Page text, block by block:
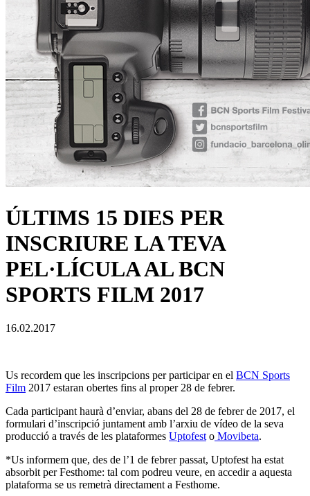
ÚLTIMS 15 DIES PER
INSCRIURE LA TEVA
PEL·LÍCULA AL BCN
SPORTS FILM 2017
16.02.2017
Us recordem que les inscripcions per participar en el BCN Sports
Film 2017 estaran obertes fins al proper 28 de febrer.
Cada participant haurà d’enviar, abans del 28 de febrer de 2017, el
formulari d’inscripció juntament amb l’arxiu de vídeo de la seva
producció a través de les plataformes Uptofest o Movibeta.
*Us informem que, des de l’1 de febrer passat, Uptofest ha estat
absorbit per Festhome: tal com podreu veure, en accedir a aquesta
plataforma se us remetrà directament a Festhome.